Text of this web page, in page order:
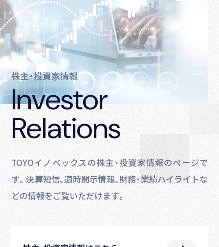
株主・投資家情報
Investor
Relations
TOYOイノベックスの株主・投資家情報のページで
す。決算短信、適時開示情報、財務・業績ハイライトな
どの情報をご覧いただけます。